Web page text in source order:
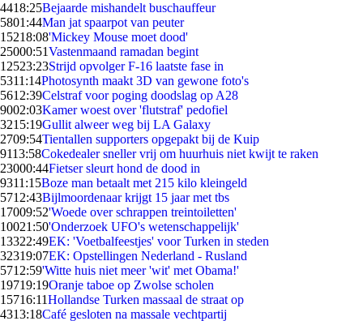
4418:25Bejaarde mishandelt buschauffeur
5801:44Man jat spaarpot van peuter
15218:08'Mickey Mouse moet dood'
25000:51Vastenmaand ramadan begint
12523:23Strijd opvolger F-16 laatste fase in
5311:14Photosynth maakt 3D van gewone foto's
5612:39Celstraf voor poging doodslag op A28
9002:03Kamer woest over 'flutstraf' pedofiel
3215:19Gullit alweer weg bij LA Galaxy
2709:54Tientallen supporters opgepakt bij de Kuip
9113:58Cokedealer sneller vrij om huurhuis niet kwijt te raken
23000:44Fietser sleurt hond de dood in
9311:15Boze man betaalt met 215 kilo kleingeld
5712:43Bijlmoordenaar krijgt 15 jaar met tbs
17009:52'Woede over schrappen treintoiletten'
10021:50'Onderzoek UFO's wetenschappelijk'
13322:49EK: 'Voetbalfeestjes' voor Turken in steden
32319:07EK: Opstellingen Nederland - Rusland
5712:59'Witte huis niet meer 'wit' met Obama!'
19719:19Oranje taboe op Zwolse scholen
15716:11Hollandse Turken massaal de straat op
4313:18Café gesloten na massale vechtpartij